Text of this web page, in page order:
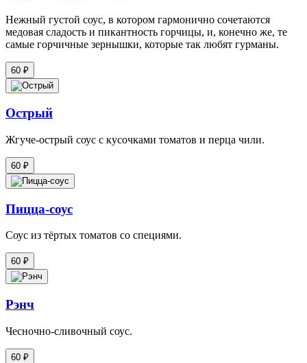
Нежный густой соус, в котором гармонично сочетаются
медовая сладость и пикантность горчицы, и, конечно же, те
самые горчичные зернышки, которые так любят гурманы.
60 ₽
Острый
Жгуче-острый соус с кусочками томатов и перца чили.
60 ₽
Пицца-соус
Соус из тёртых томатов со специями.
60 ₽
Рэнч
Чесночно-сливочный соус.
60 ₽